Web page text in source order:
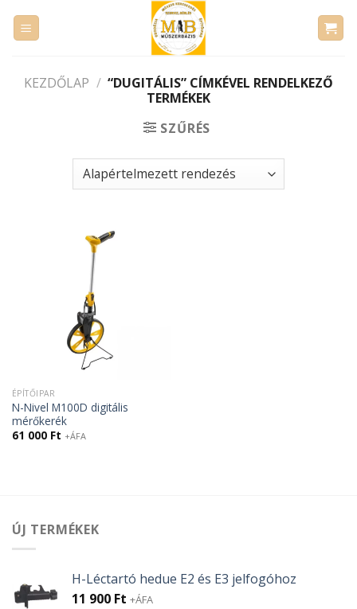
KEZDŐLAP / “DUGITÁLIS” CÍMKÉVEL RENDELKEZŐ
TERMÉKEK
SZŰRÉS
ÉPÍTŐIPAR
N-Nivel M100D digitális
mérőkerék
61 000 Ft +ÁFA
ÚJ TERMÉKEK
H-Léctartó hedue E2 és E3 jelfogóhoz
11 900 Ft +ÁFA